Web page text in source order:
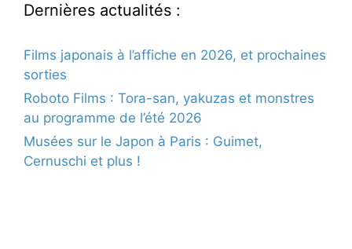
Dernières actualités :
Films japonais à l’affiche en 2026, et prochaines
sorties
Roboto Films : Tora-san, yakuzas et monstres
au programme de l’été 2026
Musées sur le Japon à Paris : Guimet,
Cernuschi et plus !